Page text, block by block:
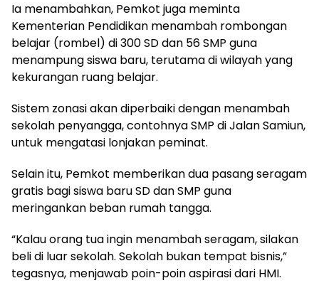
Ia menambahkan, Pemkot juga meminta
Kementerian Pendidikan menambah rombongan
belajar (rombel) di 300 SD dan 56 SMP guna
menampung siswa baru, terutama di wilayah yang
kekurangan ruang belajar.
Sistem zonasi akan diperbaiki dengan menambah
sekolah penyangga, contohnya SMP di Jalan Samiun,
untuk mengatasi lonjakan peminat.
Selain itu, Pemkot memberikan dua pasang seragam
gratis bagi siswa baru SD dan SMP guna
meringankan beban rumah tangga.
“Kalau orang tua ingin menambah seragam, silakan
beli di luar sekolah. Sekolah bukan tempat bisnis,”
tegasnya, menjawab poin-poin aspirasi dari HMI.